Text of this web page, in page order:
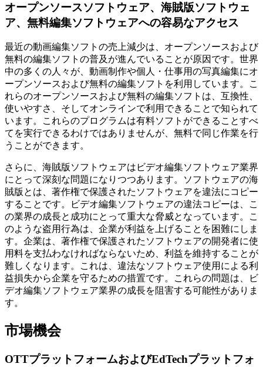
オープンソースソフトウェア、海賊版ソフトウェ
ア、無料編集ソフトウェアへの容易なアクセス
最近の動画編集ソフトの売上減少は、オープンソースおよび
無料の編集ソフトの普及が進んでいることが原因です。世界
中の多くの人々が、動画制作や個人・仕事用の写真編集にオ
ープンソースおよび無料の編集ソフトを利用しています。こ
れらのオープンソースおよび無料の編集ソフトは、互換性、
使いやすさ、そしてオンラインで利用できることで知られて
います。これらのプログラムは有料ソフトができることすべ
てを実行できるわけではありませんが、無料で同じ作業を行
うことができます。
さらに、海賊版ソフトウェアはビデオ編集ソフトウェア業界
にとって深刻な問題になりつつあります。ソフトウェアの海
賊版とは、著作権で保護されたソフトウェアを違法にコピー
することです。ビデオ編集ソフトウェアの違法コピーは、こ
の業界の成長と成功にとって重大な脅威となっています。こ
のような盗用行為は、企業が利益を上げることを困難にしま
す。企業は、著作権で保護されたソフトウェアの開発者に使
用料を支払わなければならないため、利益を維持することが
難しくなります。これは、違法なソフトウェア使用による利
益損失から企業を守るための措置です。これらの問題は、ビ
デオ編集ソフトウェア業界の成長を阻害する可能性がありま
す。
市場機会
OTTプラットフォームおよびEdTechプラットフォ